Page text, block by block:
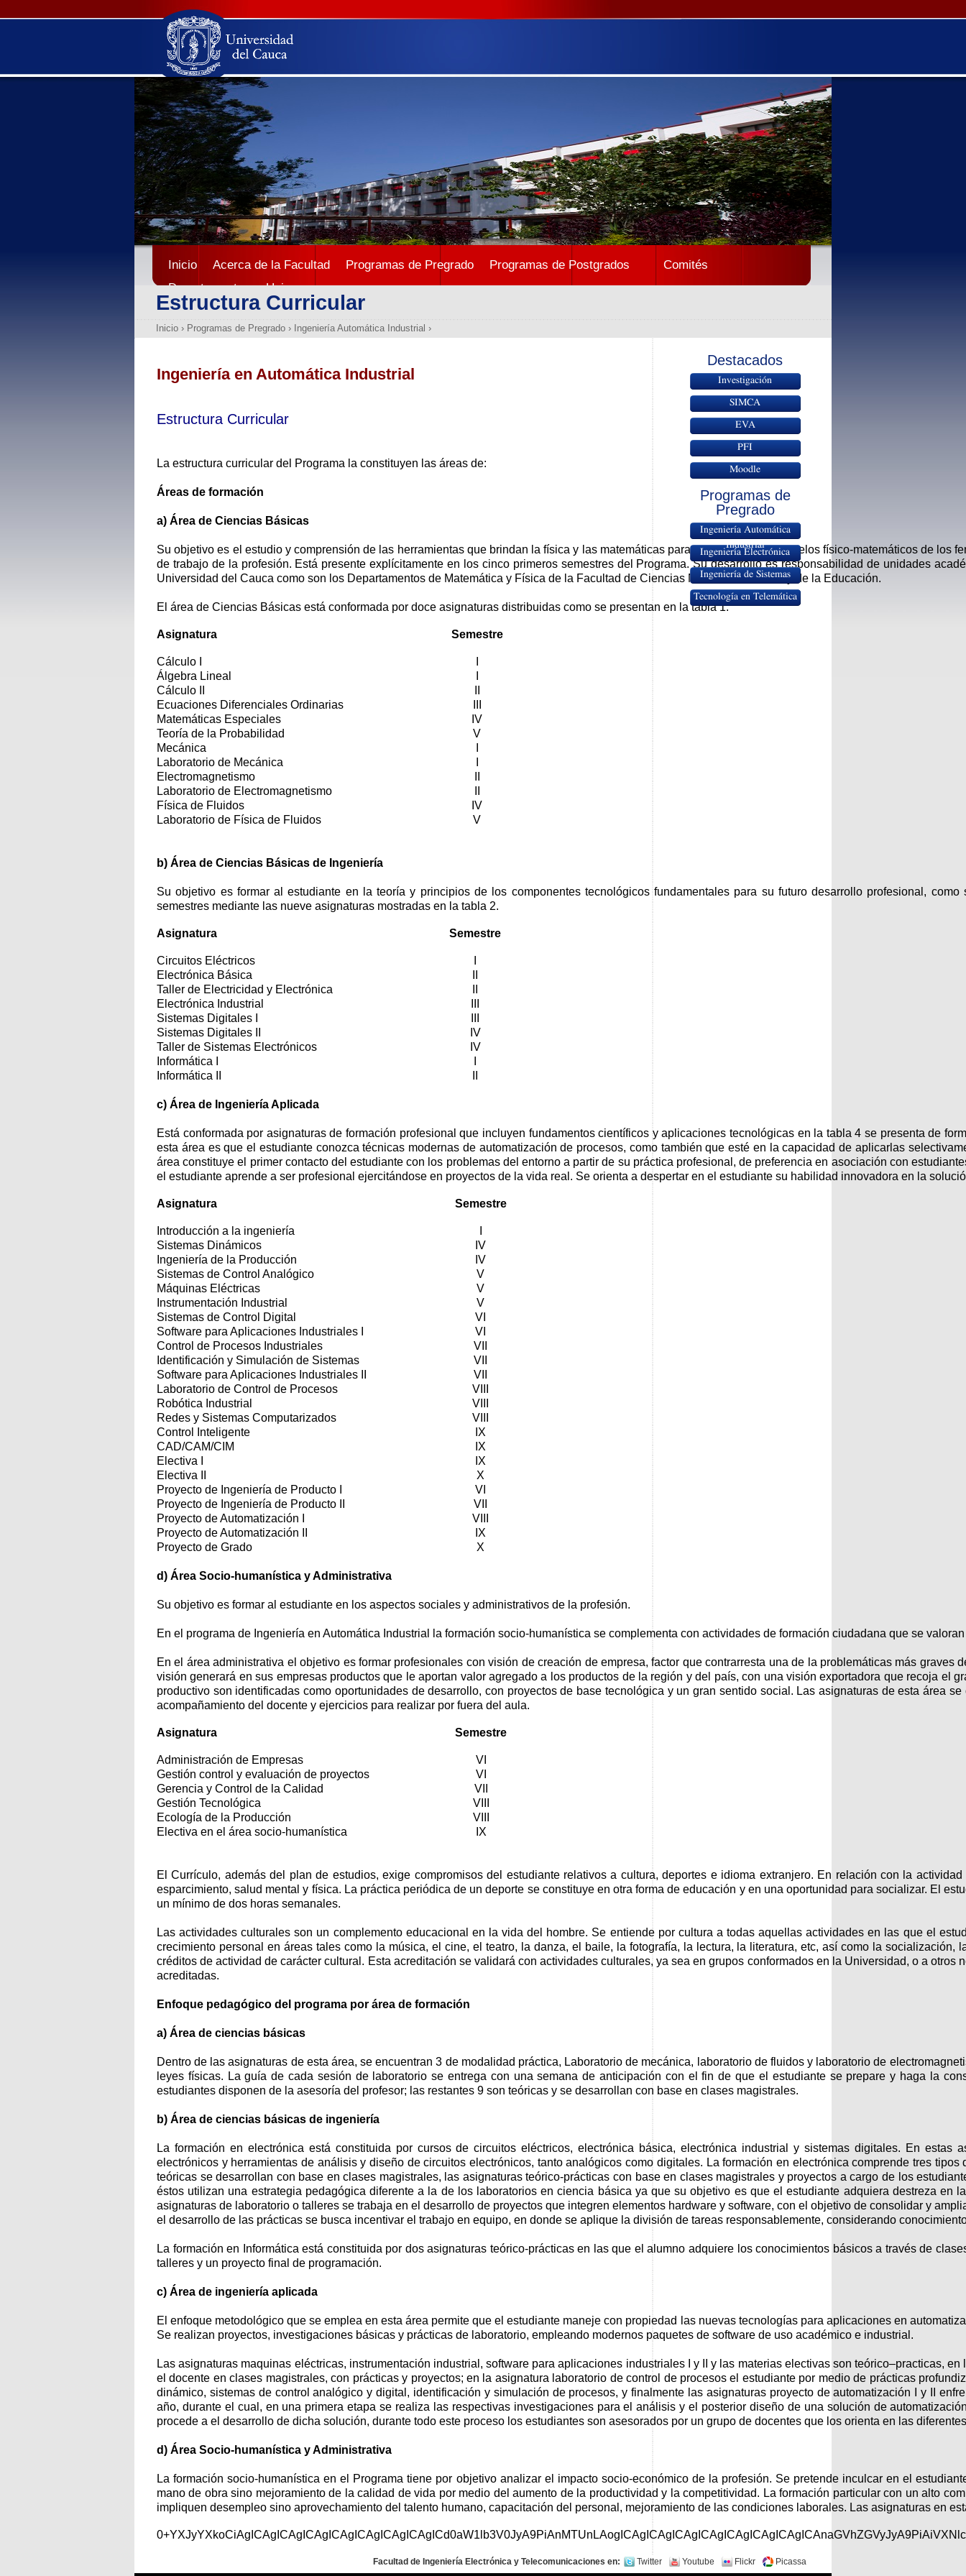
Inicio Acerca de la Facultad Programas de Pregrado Programas de Postgrados
Comités
Departamentos
Unicauca
Estructura Curricular
Inicio › Programas de Pregrado › Ingeniería Automática Industrial ›
Ingeniería en Automática Industrial
Estructura Curricular
La estructura curricular del Programa la constituyen las áreas de:
Áreas de formación
a) Área de Ciencias Básicas
Su objetivo es el estudio y comprensión de las herramientas que brindan la física y las matemáticas para el desarrollo de modelos físico-matemáticos de los
de trabajo de la profesión. Está presente explícitamente en los cinco primeros semestres del Programa. Su desarrollo es responsabilidad de unidades
Universidad del Cauca como son los Departamentos de Matemática y Física de la Facultad de Ciencias Naturales, Exactas y de la Educación.
El área de Ciencias Básicas está conformada por doce asignaturas distribuidas como se presentan en la tabla 1.
Asignatura Semestre
Cálculo I
Álgebra Lineal
Cálculo II
Ecuaciones Diferenciales Ordinarias
Matemáticas Especiales
Teoría de la Probabilidad
Mecánica
Laboratorio de Mecánica
Electromagnetismo
Laboratorio de Electromagnetismo
Física de Fluidos
Laboratorio de Física de Fluidos
IV
V
IV
V
b) Área de Ciencias Básicas de Ingeniería
Su objetivo es formar al estudiante en la teoría y principios de los componentes tecnológicos fundamentales para su futuro desarrollo profesional,
semestres mediante las nueve asignaturas mostradas en la tabla 2.
Asignatura Semestre
Circuitos Eléctricos
Electrónica Básica
Taller de Electricidad y Electrónica
Electrónica Industrial
Sistemas Digitales I
Sistemas Digitales II
Taller de Sistemas Electrónicos
Informática I
Informática II
IV
IV
c) Área de Ingeniería Aplicada
Está conformada por asignaturas de formación profesional que incluyen fundamentos científicos y aplicaciones tecnológicas en la tabla 4 se presenta de
esta área es que el estudiante conozca técnicas modernas de automatización de procesos, como también que esté en la capacidad de aplicarlas
área constituye el primer contacto del estudiante con los problemas del entorno a partir de su práctica profesional, de preferencia en asociación con
el estudiante aprende a ser profesional ejercitándose en proyectos de la vida real. Se orienta a despertar en el estudiante su habilidad innovadora en la
Asignatura Semestre
Introducción a la ingeniería
Sistemas Dinámicos
Ingeniería de la Producción
Sistemas de Control Analógico
Máquinas Eléctricas
Instrumentación Industrial
Sistemas de Control Digital
Software para Aplicaciones Industriales I
Control de Procesos Industriales
Identificación y Simulación de Sistemas
Software para Aplicaciones Industriales II
Laboratorio de Control de Procesos
Robótica Industrial
Redes y Sistemas Computarizados
Control Inteligente
CAD/CAM/CIM
Electiva I
Electiva II
Proyecto de Ingeniería de Producto I
Proyecto de Ingeniería de Producto II
Proyecto de Automatización I
Proyecto de Automatización II
Proyecto de Grado
IV
IV
V
V
V
VI
VI
VII
VII
VII
VIII
VIII
VIII
IX
IX
IX
X
VI
VII
VIII
IX
X
d) Área Socio-humanística y Administrativa
Su objetivo es formar al estudiante en los aspectos sociales y administrativos de la profesión.
En el programa de Ingeniería en Automática Industrial la formación socio-humanística se complementa con actividades de formación ciudadana que se
En el área administrativa el objetivo es formar profesionales con visión de creación de empresa, factor que contrarresta una de la problemáticas más
visión generará en sus empresas productos que le aportan valor agregado a los productos de la región y del país, con una visión exportadora que recoja el
productivo son identificadas como oportunidades de desarrollo, con proyectos de base tecnológica y un gran sentido social. Las asignaturas de esta área
acompañamiento del docente y ejercicios para realizar por fuera del aula.
Asignatura Semestre
Administración de Empresas
Gestión control y evaluación de proyectos
Gerencia y Control de la Calidad
Gestión Tecnológica
Ecología de la Producción
Electiva en el área socio-humanística
VI
VI
VII
VIII
VIII
IX
El Currículo, además del plan de estudios, exige compromisos del estudiante relativos a cultura, deportes e idioma extranjero. En relación con la
esparcimiento, salud mental y física. La práctica periódica de un deporte se constituye en otra forma de educación y en una oportunidad para socializar. El
un mínimo de dos horas semanales.
Las actividades culturales son un complemento educacional en la vida del hombre. Se entiende por cultura a todas aquellas actividades en las que el
crecimiento personal en áreas tales como la música, el cine, el teatro, la danza, el baile, la fotografía, la lectura, la literatura, etc, así como la
créditos de actividad de carácter cultural. Esta acreditación se validará con actividades culturales, ya sea en grupos conformados en la Universidad, o a
acreditadas.
Enfoque pedagógico del programa por área de formación
a) Área de ciencias básicas
Dentro de las asignaturas de esta área, se encuentran 3 de modalidad práctica, Laboratorio de mecánica, laboratorio de fluidos y laboratorio de
leyes físicas. La guía de cada sesión de laboratorio se entrega con una semana de anticipación con el fin de que el estudiante se prepare y haga la
estudiantes disponen de la asesoría del profesor; las restantes 9 son teóricas y se desarrollan con base en clases magistrales.
b) Área de ciencias básicas de ingeniería
La formación en electrónica está constituida por cursos de circuitos eléctricos, electrónica básica, electrónica industrial y sistemas digitales. En estas
electrónicos y herramientas de análisis y diseño de circuitos electrónicos, tanto analógicos como digitales. La formación en electrónica comprende tres
teóricas se desarrollan con base en clases magistrales, las asignaturas teórico-prácticas con base en clases magistrales y proyectos a cargo de los
éstos utilizan una estrategia pedagógica diferente a la de los laboratorios en ciencia básica ya que su objetivo es que el estudiante adquiera destreza en
asignaturas de laboratorio o talleres se trabaja en el desarrollo de proyectos que integren elementos hardware y software, con el objetivo de consolidar y
el desarrollo de las prácticas se busca incentivar el trabajo en equipo, en donde se aplique la división de tareas responsablemente, considerando
La formación en Informática está constituida por dos asignaturas teórico-prácticas en las que el alumno adquiere los conocimientos básicos a través de
talleres y un proyecto final de programación.
c) Área de ingeniería aplicada
El enfoque metodológico que se emplea en esta área permite que el estudiante maneje con propiedad las nuevas tecnologías para aplicaciones en
Se realizan proyectos, investigaciones básicas y prácticas de laboratorio, empleando modernos paquetes de software de uso académico e industrial.
Las asignaturas maquinas eléctricas, instrumentación industrial, software para aplicaciones industriales I y II y las materias electivas son teórico–practicas,
el docente en clases magistrales, con prácticas y proyectos; en la asignatura laboratorio de control de procesos el estudiante por medio de prácticas
dinámico, sistemas de control analógico y digital, identificación y simulación de procesos, y finalmente las asignaturas proyecto de automatización I y II
año, durante el cual, en una primera etapa se realiza las respectivas investigaciones para el análisis y el posterior diseño de una solución de
procede a el desarrollo de dicha solución, durante todo este proceso los estudiantes son asesorados por un grupo de docentes que los orienta en las
d) Área Socio-humanística y Administrativa
La formación socio-humanística en el Programa tiene por objetivo analizar el impacto socio-económico de la profesión. Se pretende inculcar en el
mano de obra sino mejoramiento de la calidad de vida por medio del aumento de la productividad y la competitividad. La formación particular con un alto
impliquen desempleo sino aprovechamiento del talento humano, capacitación del personal, mejoramiento de las condiciones laborales. Las asignaturas en
Destacados
Investigación
SIMCA
EVA
PFI
Moodle
Programas de
Pregrado
Ingeniería Automática
Industrial
Ingeniería Electrónica
Ingeniería de Sistemas
Tecnología en Telemática
Facultad de Ingeniería Electrónica y Telecomunicaciones en: Twitter Youtube Flickr Picassa